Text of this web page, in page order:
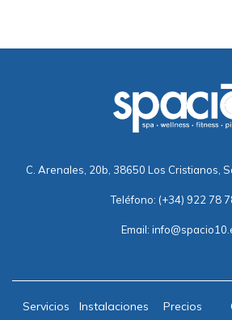
C. Arenales, 20b, 38650 Los Cristianos,
Teléfono: (+34) 922 78
Email:
Servicios Instalaciones Precios